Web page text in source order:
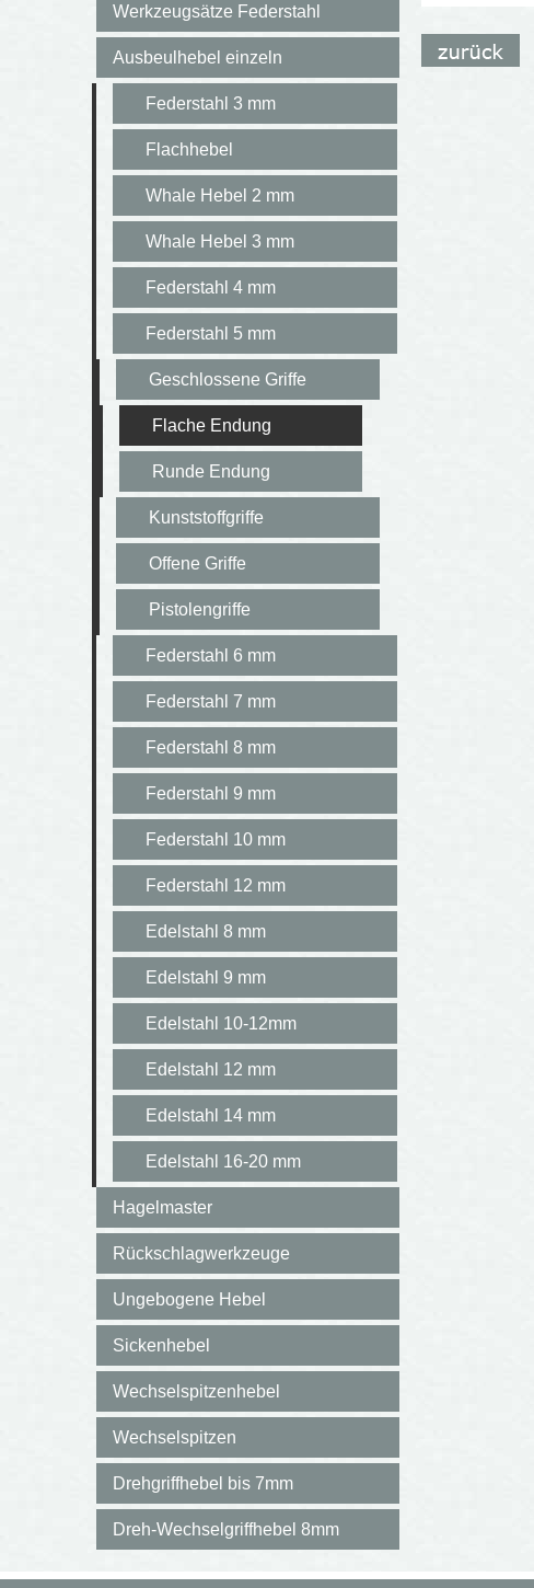
Werkzeugsätze Federstahl
Ausbeulhebel einzeln
Federstahl 3 mm
Flachhebel
Whale Hebel 2 mm
Whale Hebel 3 mm
Federstahl 4 mm
Federstahl 5 mm
Geschlossene Griffe
Flache Endung
Runde Endung
Kunststoffgriffe
Offene Griffe
Pistolengriffe
Federstahl 6 mm
Federstahl 7 mm
Federstahl 8 mm
Federstahl 9 mm
Federstahl 10 mm
Federstahl 12 mm
Edelstahl 8 mm
Edelstahl 9 mm
Edelstahl 10-12mm
Edelstahl 12 mm
Edelstahl 14 mm
Edelstahl 16-20 mm
Hagelmaster
Rückschlagwerkzeuge
Ungebogene Hebel
Sickenhebel
Wechselspitzenhebel
Wechselspitzen
Drehgriffhebel bis 7mm
Dreh-Wechselgriffhebel 8mm